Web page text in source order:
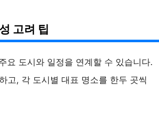
고려 팁
요 도시와 일정을 연계할 수 있습니다.
고, 각 도시별 대표 명소를 한두 곳씩